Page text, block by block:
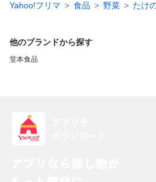
Yahoo!フリマ 食品 野菜 たけ
他のブランドから探す
堂本食品